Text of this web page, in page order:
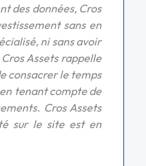
des données, Cros
sans en
ni sans avoir
Assets rappelle
consacrer le temps
tenant compte de
Cros Assets
sur le site est en